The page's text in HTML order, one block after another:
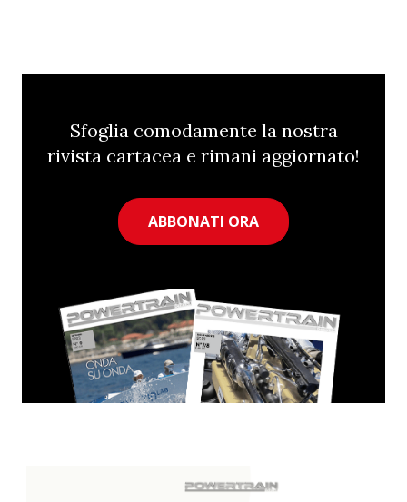
Sfoglia comodamente la nostra
rivista cartacea e rimani aggiornato!
ABBONATI ORA